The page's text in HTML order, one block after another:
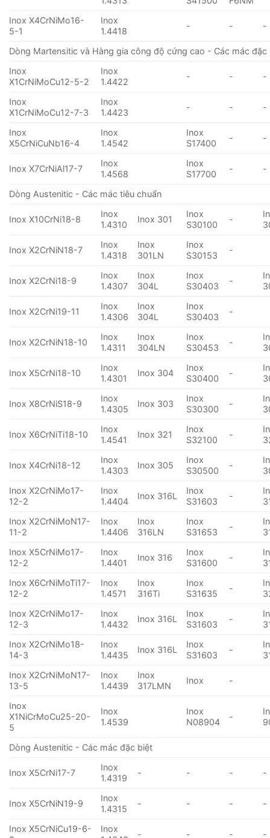
Inox X4CrNiMo16-
5-1
Inox
1.4418
- - -
Dòng Martensitic và Hàng gia công độ cứng cao - Các mác đặc
Inox
X1CrNiMoCu12-5-2
Inox
1.4422
- - -
Inox
X1CrNiMoCu12-7-3
Inox
1.4423
- - -
Inox
X5CrNiCuNb16-4
Inox
1.4542
Inox
S17400
- -
Inox X7CrNiAl17-7
Inox
1.4568
Inox
S17700
- -
Dòng Austenitic - Các mác tiêu chuẩn
Inox X10CrNi18-8
Inox
1.4310
Inox 301
Inox
S30100
-
Inox X2CrNiN18-7
Inox
1.4318
Inox
301LN
Inox
S30153
-
Inox X2CrNi18-9
Inox
1.4307
Inox
304L
Inox
S30403
-
Inox X2CrNi19-11
Inox
1.4306
Inox
304L
Inox
S30403
-
Inox X2CrNiN18-10
Inox
1.4311
Inox
304LN
Inox
S30453
-
Inox X5CrNi18-10
Inox
1.4301
Inox 304
Inox
S30400
-
Inox X8CrNiS18-9
Inox
1.4305
Inox 303
Inox
S30300
-
Inox X6CrNiTi18-10
Inox
1.4541
Inox 321
Inox
S32100
-
Inox X4CrNi18-12
Inox
1.4303
Inox 305
Inox
S30500
-
Inox X2CrNiMo17-
12-2
Inox
1.4404
Inox 316L
Inox
S31603
-
Inox X2CrNiMoN17-
11-2
Inox
1.4406
Inox
316LN
Inox
S31653
-
Inox X5CrNiMo17-
12-2
Inox
1.4401
Inox 316
Inox
S31600
-
Inox X6CrNiMoTi17-
12-2
Inox
1.4571
Inox
316Ti
Inox
S31635
-
Inox X2CrNiMo17-
12-3
Inox
1.4432
Inox 316L
Inox
S31603
-
Inox X2CrNiMo18-
14-3
Inox
1.4435
Inox 316L
Inox
S31603
-
Inox X2CrNiMoN17-
13-5
Inox
1.4439
Inox
317LMN
Inox -
Inox
X1NiCrMoCu25-20-
5
Inox
1.4539
Inox
N08904
-
Dòng Austenitic - Các mác đặc biệt
Inox X5CrNi17-7
Inox
1.4319
- - - -
Inox X5CrNiN19-9
Inox
1.4315
- - - -
Inox X5CrNiCu19-6-
Inox
- - - -